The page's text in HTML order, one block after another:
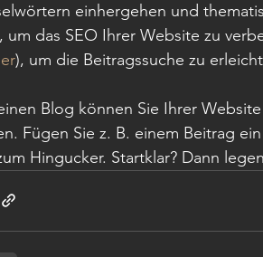
einhergehen und
um das SEO Ihrer Website zu
), um die Beitragssuche zu
Blog können Sie Ihrer
Fügen Sie z. B. einem Beitrag
Hingucker. Startklar? Dann